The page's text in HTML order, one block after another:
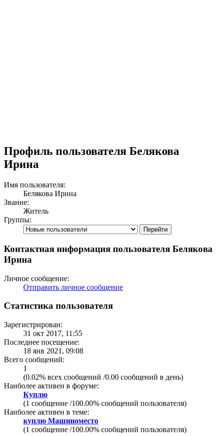
Профиль пользователя Белякова
Ирина
Имя пользователя:
Белякова Ирина
Звание:
Житель
Группы:
Контактная информация пользователя Белякова
Ирина
Личное сообщение:
Отправить личное сообщение
Статистика пользователя
Зарегистрирован:
31 окт 2017, 11:55
Последнее посещение:
18 янв 2021, 09:08
Всего сообщений:
1
(0.02% всех сообщений /0.00 сообщений в день)
Наиболее активен в форуме:
Куплю
(1 сообщение /100.00% сообщений пользователя)
Наиболее активен в теме:
куплю Машиноместо
(1 сообщение /100.00% сообщений пользователя)